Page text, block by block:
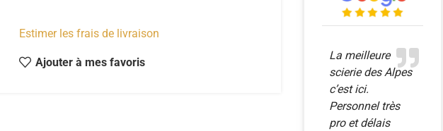
Estimer les frais de livraison
Ajouter à mes favoris
La meilleure
scierie des Alpes
c’est ici.
Personnel très
pro et délais